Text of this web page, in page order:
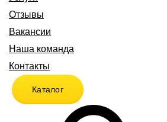
Отзывы
Вакансии
Наша команда
Контакты
Каталог